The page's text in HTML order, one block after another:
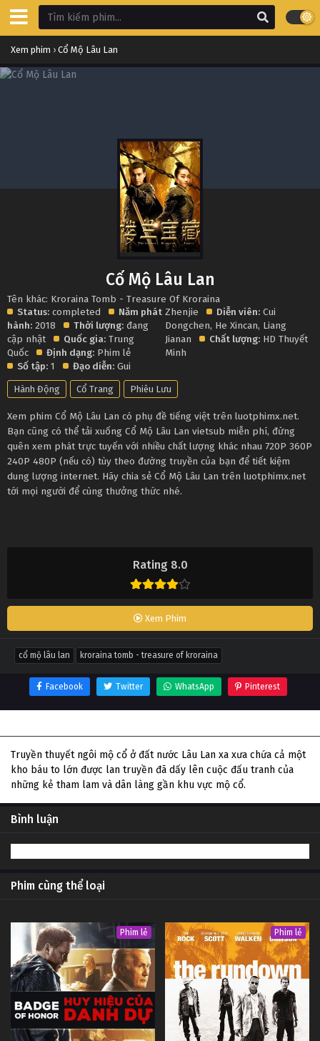
Xem phim › Cổ Mộ Lâu Lan
Rating 8.0
Xem Phim
Cổ Mộ Lâu Lan
Tên khác: Kroraina Tomb - Treasure Of Kroraina
Status: completed
Năm phát
hành: 2018 Thời lượng: đang
cập nhật
Quốc gia: Trung
Quốc
Định dạng: Phim lẻ
Số tập: 1 Đạo diễn: Gui
Zhenjie Diễn viên: Cui
Dongchen, He Xincan, Liang
Jianan
Chất lượng:
Minh
Hành Động Cổ Trang Phiêu Lưu
Xem phim Cổ Mộ Lâu Lan có phụ đề tiếng việt trên luotphimx.net.
Bạn cũng có thể tải xuống Cổ Mộ Lâu Lan vietsub miễn phí, đừng
quên xem phát trực tuyến với nhiều chất lượng khác nhau 720P 360P
240P 480P (nếu có) tùy theo đường truyền của bạn để tiết kiệm
dung lượng internet. Hãy chia sẻ Cổ Mộ Lâu Lan trên luotphimx.net
tới mọi người để cùng thưởng thức nhé.
cổ mộ lâu lan kroraina tomb - treasure of kroraina
Facebook Twitter WhatsApp Pinterest
Truyền thuyết ngôi mộ cổ ở đất nước Lâu Lan xa xưa chứa cả một
kho báu to lớn được lan truyền đã dấy lên cuộc đấu tranh của
những kẻ tham lam và dân làng gần khu vực mộ cổ.
Bình luận
Phim cùng thể loại
Phim lẻ Phim lẻ